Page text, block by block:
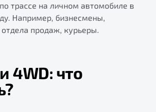
трассе на личном автомобиле в
Например, бизнесмены,
продаж, курьеры.
4WD: что